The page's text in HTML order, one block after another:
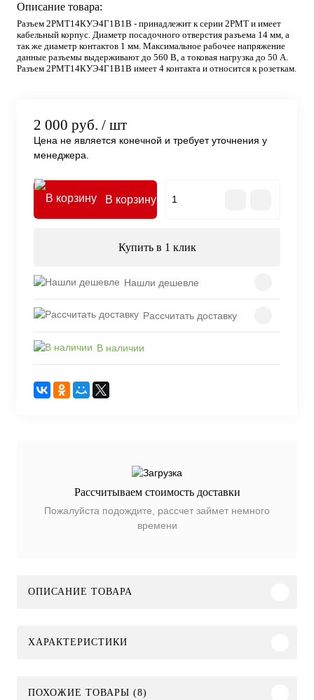
Описание товара:
Разъем 2РМТ14КУЭ4Г1В1В - принадлежит к серии 2РМТ и имеет
кабельный корпус. Диаметр посадочного отверстия разъема 14 мм, а
так же диаметр контактов 1 мм. Максимальное рабочее напряжение
данные разъемы выдерживают до 560 В, а токовая нагрузка до 50 А.
Разъем 2РМТ14КУЭ4Г1В1В имеет 4 контакта и относится к розеткам.
2 000 руб. / шт
Цена не является конечной и требует уточнения у
менеджера.
В корзину
Купить в 1 клик
Нашли дешевле
Рассчитать доставку
В наличии
Рассчитываем стоимость доставки
Пожалуйста подождите, рассчет займет немного
времени
ОПИСАНИЕ ТОВАРА
ХАРАКТЕРИСТИКИ
ПОХОЖИЕ ТОВАРЫ (8)